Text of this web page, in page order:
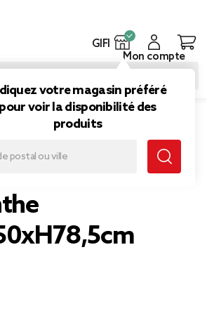
GIFI
votre magasin préféré
pour voir la disponibilité des
produits
Mon compte
tabouret de bar
assise
pieds métal